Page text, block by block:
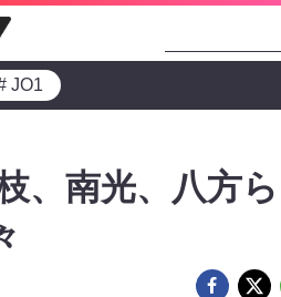
JO1
、南光、八方ら